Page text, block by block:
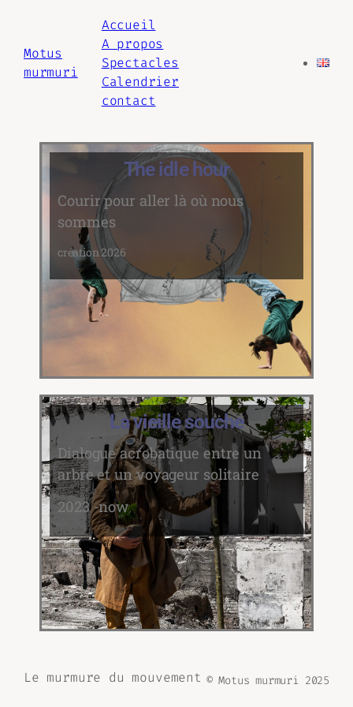
Motus
murmuri
Accueil
A propos
Spectacles
Calendrier
contact
The idle hour
Courir pour aller là où nous
sommes
création 2026
La vieille souche
Dialogue acrobatique entre un
arbre et un voyageur solitaire
2023 -now
Le murmure du mouvement © Motus murmuri 2025